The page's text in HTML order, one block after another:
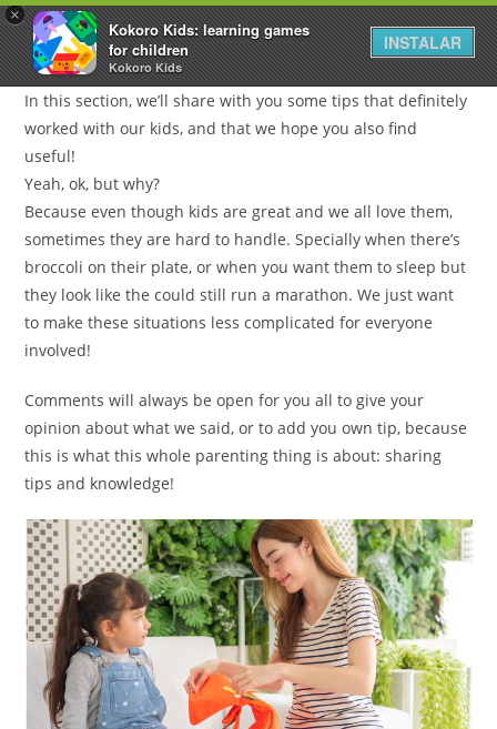
×
Kokoro Kids: learning games
for children
Kokoro Kids
INSTALAR
In this section, we’ll share with you some tips that definitely
worked with our kids, and that we hope you also find
useful!
Yeah, ok, but why?
Because even though kids are great and we all love them,
sometimes they are hard to handle. Specially when there’s
broccoli on their plate, or when you want them to sleep but
they look like the could still run a marathon. We just want
to make these situations less complicated for everyone
involved!
Comments will always be open for you all to give your
opinion about what we said, or to add you own tip, because
this is what this whole parenting thing is about: sharing
tips and knowledge!